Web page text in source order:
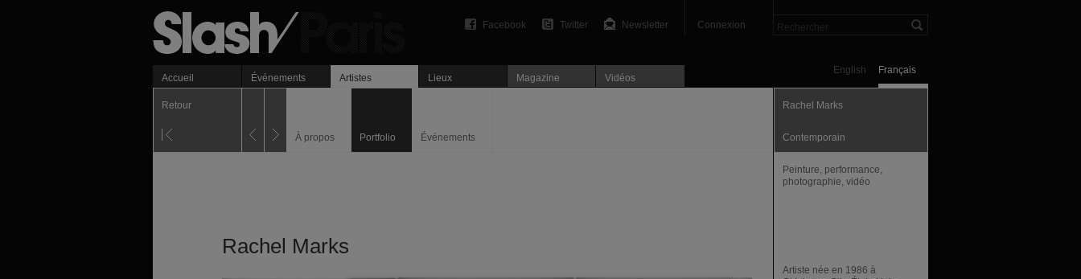
Connexion
Newsletter
Twitter
Facebook
Français
English
Accueil Événements Artistes Lieux Magazine Vidéos
Retour
À propos Portfolio Événements
Rachel Marks
Rachel Marks
Contemporain
Peinture, performance,
photographie, vidéo
Artiste née en 1986 à